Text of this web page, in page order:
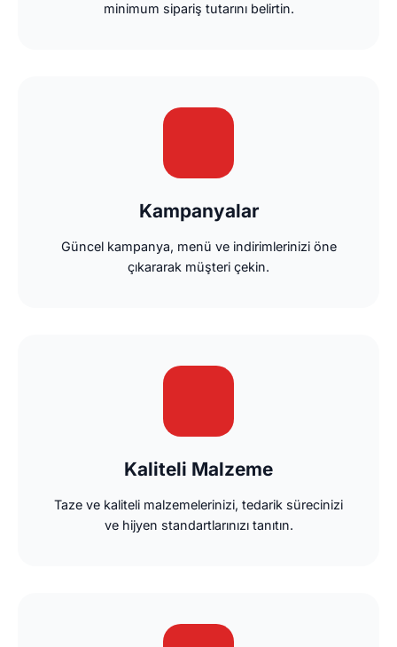
minimum sipariş tutarını belirtin.
Kampanyalar
Güncel kampanya, menü ve indirimlerinizi öne
çıkararak müşteri çekin.
Kaliteli Malzeme
Taze ve kaliteli malzemelerinizi, tedarik sürecinizi
ve hijyen standartlarınızı tanıtın.